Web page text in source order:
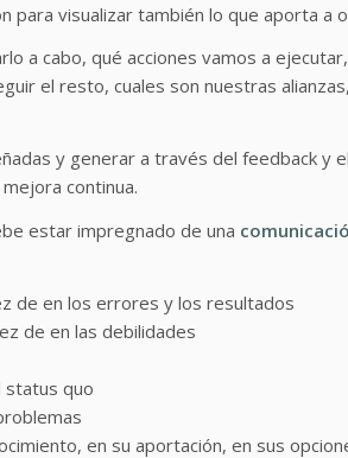
para visualizar también lo que aporta a
a cabo, qué acciones vamos a
el resto, cuales son nuestras
y generar a través del feedback
continua.
estar impregnado de una
de en los errores y los resultados
de en las debilidades
status quo
en su aportación, en sus